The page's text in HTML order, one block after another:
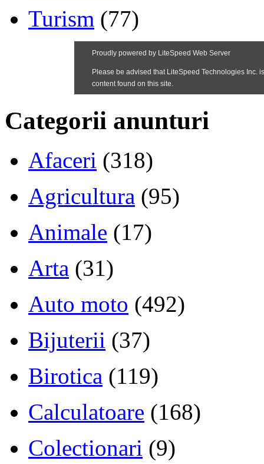
Turism (77)
Categorii anunturi
Afaceri (318)
Agricultura (95)
Animale (17)
Arta (31)
Auto moto (492)
Bijuterii (37)
Birotica (119)
Calculatoare (168)
Colectionari (9)